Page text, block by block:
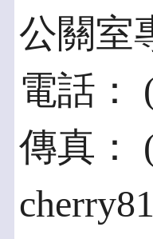
公關室
電話：
傳真：